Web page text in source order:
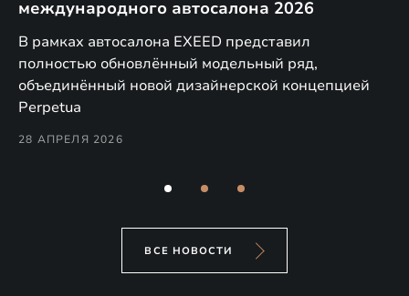
международного автосалона 2026
В рамках автосалона EXEED представил
полностью обновлённый модельный ряд,
объединённый новой дизайнерской концепцией
Perpetua
28 АПРЕЛЯ 2026
ВСЕ НОВОСТИ